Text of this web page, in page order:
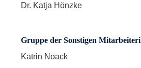
Dr. Katja Hönzke
Gruppe der Sonstigen
Katrin Noack